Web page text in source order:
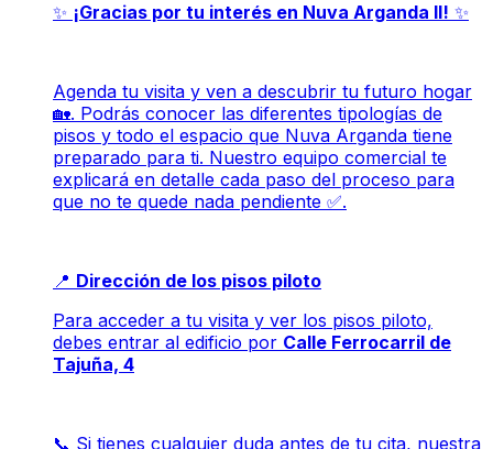
✨ ¡Gracias por tu interés en Nuva Arganda II! ✨
Agenda tu visita y ven a descubrir tu futuro hogar
🏡. Podrás conocer las diferentes tipologías de
pisos y todo el espacio que Nuva Arganda tiene
preparado para ti. Nuestro equipo comercial te
explicará en detalle cada paso del proceso para
que no te quede nada pendiente ✅.
📍 Dirección de los pisos piloto
Para acceder a tu visita y ver los pisos piloto,
debes entrar al edificio por Calle Ferrocarril de
Tajuña, 4
📞 Si tienes cualquier duda antes de tu cita, nuestra